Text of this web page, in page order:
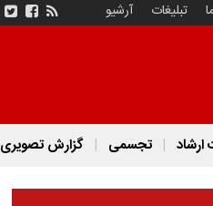
تبلیغات آرشیو
ارشاد تجسمی گزارش تصویری